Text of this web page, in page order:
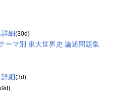
細(30d)
ーマ別 東大世界史 論述問題集
細(3d)